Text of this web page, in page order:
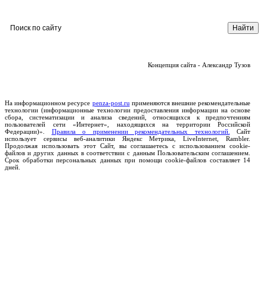
Концепция сайта - Александр Тузов
На информационном ресурсе penza-post.ru применяются внешние рекомендательные
технологии (информационные технологии предоставления информации на основе
сбора, систематизации и анализа сведений, относящихся к предпочтениям
пользователей сети «Интернет», находящихся на территории Российской
Федерации)». Правила о применении рекомендательных технологий.
Сайт
использует сервисы веб-аналитики Яндекс Метрика, LiveInternet, Rambler.
Продолжая использовать этот Сайт, вы соглашаетесь с использованием cookie-
файлов и других данных в соответствии с данным Пользовательским соглашением.
Срок обработки персональных данных при помощи cookie-файлов составляет 14
дней.